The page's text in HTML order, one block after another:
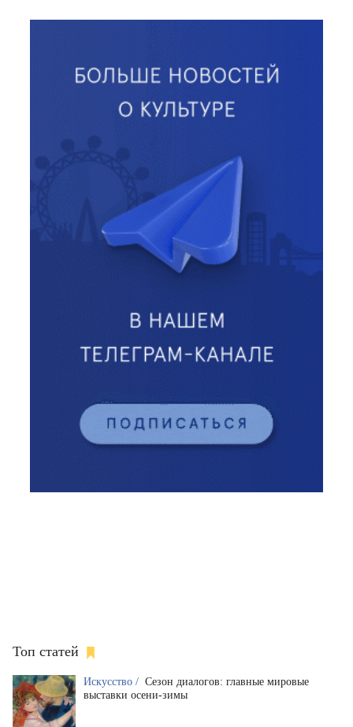
Топ статей
Искусство / Сезон диалогов: главные мировые
выставки осени-зимы